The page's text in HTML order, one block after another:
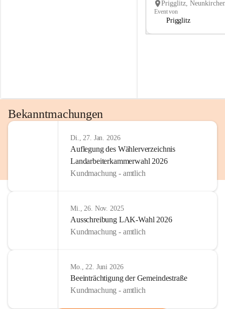
Event von
Prigglitz
Bekanntmachungen
Di., 27. Jan. 2026
Auflegung des Wählerverzeichnis
Landarbeiterkammerwahl 2026
Kundmachung - amtlich
Mi., 26. Nov. 2025
Ausschreibung LAK-Wahl 2026
Kundmachung - amtlich
Mo., 22. Juni 2026
Beeinträchtigung der Gemeindestraße
Kundmachung - amtlich